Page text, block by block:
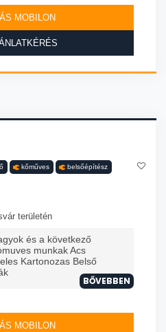
MOBILON
kőműves belsőépítész
területén
és a következő
munkak Acs
Kartonozas Belső
BŐVEBBEN
MOBILON